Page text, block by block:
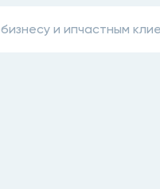
бизнесу и ипчастным